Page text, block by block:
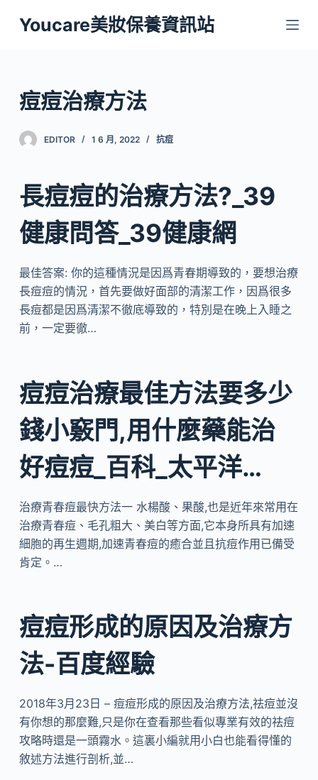
跳
至
內
容
Youcare美妝保養資訊站
痘痘治療方法
EDITOR 1 6 月, 2022 抗痘
長痘痘的治療方法?_39
健康問答_39健康網
最佳答案: 你的這種情況是因爲青春期導致的，要想治療
長痘痘的情況，首先要做好面部的清潔工作，因爲很多
長痘都是因爲清潔不徹底導致的，特別是在晚上入睡之
前，一定要徹…
痘痘治療最佳方法要多少
錢小竅門,用什麼藥能治
好痘痘_百科_太平洋…
治療青春痘最快方法一 水楊酸、果酸,也是近年來常用在
治療青春痘、毛孔粗大、美白等方面,它本身所具有加速
細胞的再生週期,加速青春痘的癒合並且抗痘作用已備受
肯定。…
痘痘形成的原因及治療方
法-百度經驗
2018年3月23日 – 痘痘形成的原因及治療方法,祛痘並沒
有你想的那麼難,只是你在查看那些看似專業有效的祛痘
攻略時還是一頭霧水。這裏小編就用小白也能看得懂的
敘述方法進行剖析,並…